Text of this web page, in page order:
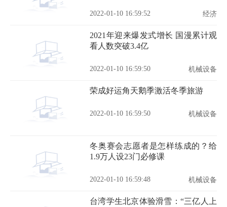
2022-01-10 16:59:52 经济
2021年迎来爆发式增长 国漫累计观
看人数突破3.4亿
2022-01-10 16:59:50 机械设备
荣成好运角天鹅季激活冬季旅游
2022-01-10 16:59:50 机械设备
冬奥赛会志愿者是怎样练成的？给
1.9万人设23门必修课
2022-01-10 16:59:48 机械设备
台湾学生北京体验滑雪：“三亿人上